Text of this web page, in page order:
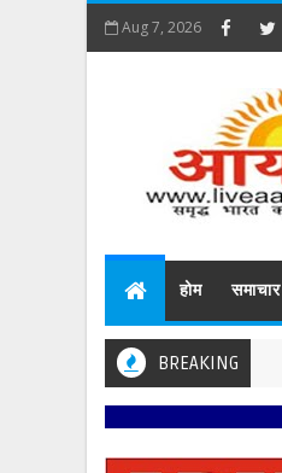
Aug 7, 2026
होम समाचार
BREAKING